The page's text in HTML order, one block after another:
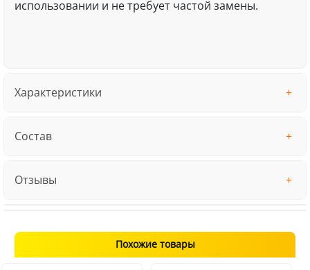
использовании и не требует частой замены.
Характеристики
Состав
Отзывы
Похожие товары